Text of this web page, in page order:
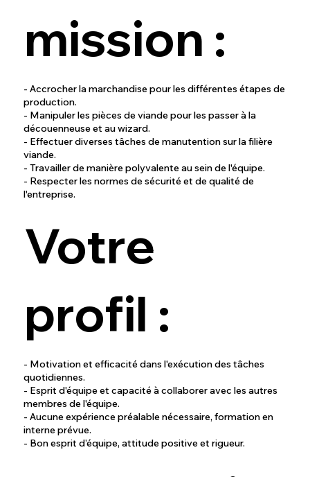
mission :
- Accrocher la marchandise pour les différentes étapes de
production.
- Manipuler les pièces de viande pour les passer à la
découenneuse et au wizard.
- Effectuer diverses tâches de manutention sur la filière
viande.
- Travailler de manière polyvalente au sein de l'équipe.
- Respecter les normes de sécurité et de qualité de
l'entreprise.
Votre
profil :
- Motivation et efficacité dans l'exécution des tâches
quotidiennes.
- Esprit d'équipe et capacité à collaborer avec les autres
membres de l'équipe.
- Aucune expérience préalable nécessaire, formation en
interne prévue.
- Bon esprit d’équipe, attitude positive et rigueur.